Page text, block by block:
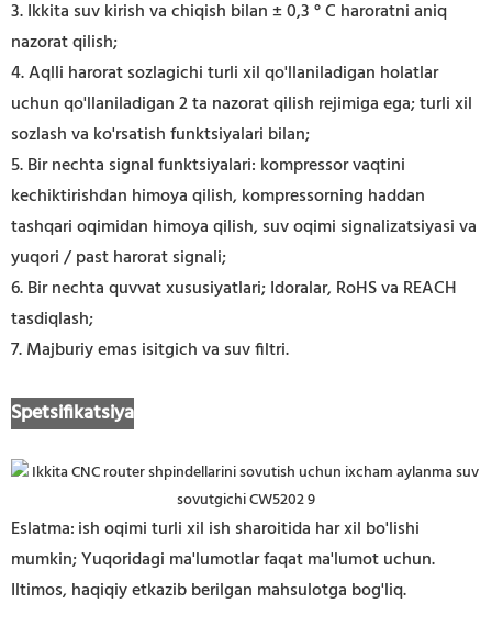
3. Ikkita suv kirish va chiqish bilan ± 0,3 ° C haroratni aniq
nazorat qilish;
4. Aqlli harorat sozlagichi turli xil qo'llaniladigan holatlar
uchun qo'llaniladigan 2 ta nazorat qilish rejimiga ega; turli xil
sozlash va ko'rsatish funktsiyalari bilan;
5. Bir nechta signal funktsiyalari: kompressor vaqtini
kechiktirishdan himoya qilish, kompressorning haddan
tashqari oqimidan himoya qilish, suv oqimi signalizatsiyasi va
yuqori / past harorat signali;
6. Bir nechta quvvat xususiyatlari; Idoralar, RoHS va REACH
tasdiqlash;
7. Majburiy emas isitgich va suv filtri.
Spetsifikatsiya
Eslatma:ish oqimi turli xil ish sharoitida har xil bo'lishi
mumkin; Yuqoridagi ma'lumotlar faqat ma'lumot uchun.
Iltimos, haqiqiy etkazib berilgan mahsulotga bog'liq.